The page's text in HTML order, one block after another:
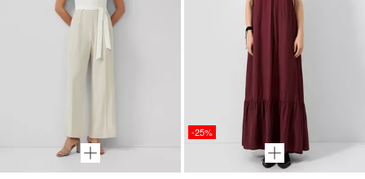
-25%